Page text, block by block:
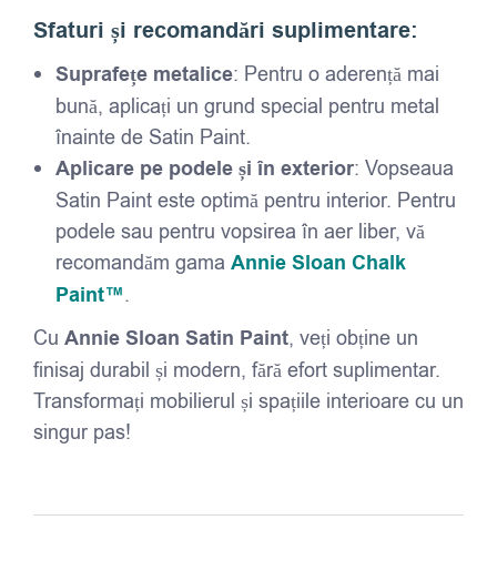
Sfaturi și recomandări suplimentare:
Suprafețe metalice: Pentru o aderență mai
bună, aplicați un grund special pentru metal
înainte de Satin Paint.
Aplicare pe podele și în exterior: Vopseaua
Satin Paint este optimă pentru interior. Pentru
podele sau pentru vopsirea în aer liber, vă
recomandăm gama Annie Sloan Chalk
Paint™.
Cu Annie Sloan Satin Paint, veți obține un
finisaj durabil și modern, fără efort suplimentar.
Transformați mobilierul și spațiile interioare cu un
singur pas!